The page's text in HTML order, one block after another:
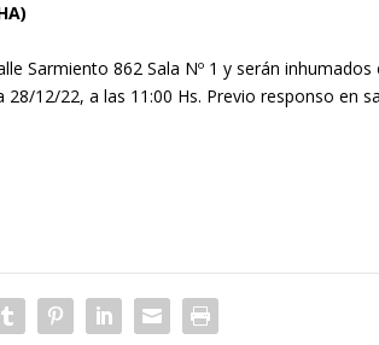
Sarmiento 862 Sala Nº 1 y serán inhumados
28/12/22, a las 11:00 Hs. Previo responso en